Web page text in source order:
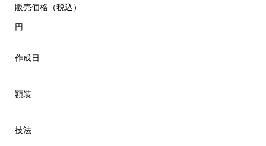
販売価格（税込）
円
作成日
額装
技法